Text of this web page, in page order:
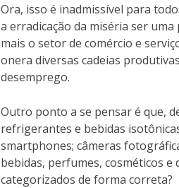
Ora, isso é inadmissível para
a erradicação da miséria ser
mais o setor de comércio e
onera diversas cadeias
desemprego.
Outro ponto a se pensar é que,
refrigerantes e bebidas
smartphones; câmeras
bebidas, perfumes, cosméticos
categorizados de forma correta?